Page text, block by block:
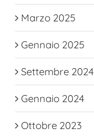
Marzo 2025
Gennaio 2025
Settembre 2024
Gennaio 2024
Ottobre 2023